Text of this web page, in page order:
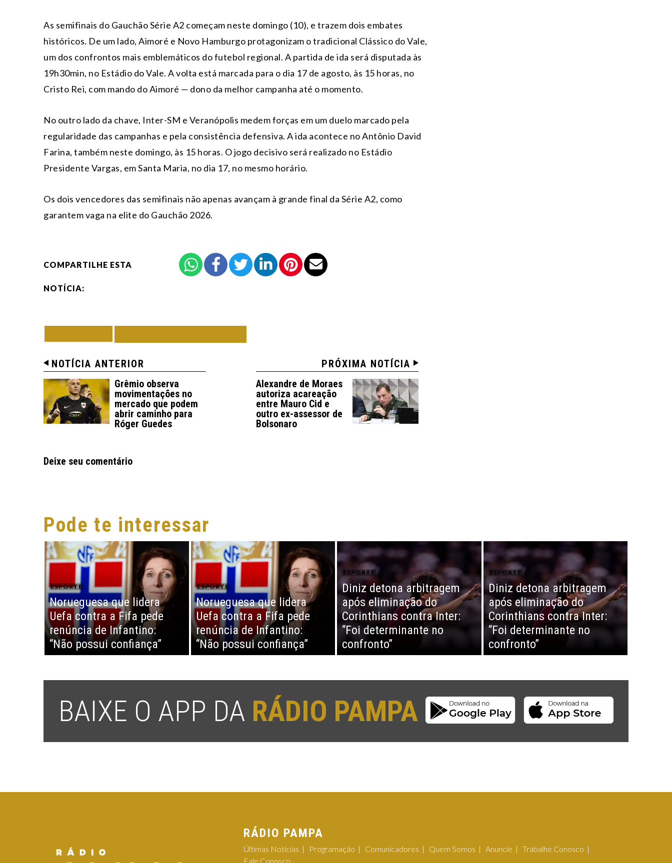
As semifinais do Gauchão Série A2 começam neste domingo (10), e trazem dois embates
históricos. De um lado, Aimoré e Novo Hamburgo protagonizam o tradicional Clássico do Vale,
um dos confrontos mais emblemáticos do futebol regional. A partida de ida será disputada às
19h30min, no Estádio do Vale. A volta está marcada para o dia 17 de agosto, às 15 horas, no
Cristo Rei, com mando do Aimoré — dono da melhor campanha até o momento.
No outro lado da chave, Inter-SM e Veranópolis medem forças em um duelo marcado pela
regularidade das campanhas e pela consistência defensiva. A ida acontece no Antônio David
Farina, também neste domingo, às 15 horas. O jogo decisivo será realizado no Estádio
Presidente Vargas, em Santa Maria, no dia 17, no mesmo horário.
Os dois vencedores das semifinais não apenas avançam à grande final da Série A2, como
garantem vaga na elite do Gauchão 2026.
COMPARTILHE ESTA
NOTÍCIA:
NOTÍCIA ANTERIOR
Grêmio observa
movimentações no
mercado que podem
abrir caminho para
Róger Guedes
PRÓXIMA NOTÍCIA
Alexandre de Moraes
autoriza acareação
entre Mauro Cid e
outro ex-assessor de
Bolsonaro
Deixe seu comentário
Pode te interessar
ESPORTE
Norueguesa que lidera
Uefa contra a Fifa pede
renúncia de Infantino:
“Não possui confiança”
ESPORTE
Norueguesa que lidera
Uefa contra a Fifa pede
renúncia de Infantino:
“Não possui confiança”
ESPORTE
Diniz detona arbitragem
após eliminação do
Corinthians contra Inter:
“Foi determinante no
confronto”
ESPORTE
Diniz detona arbitragem
após eliminação do
Corinthians contra Inter:
“Foi determinante no
confronto”
BAIXE O APP DA RÁDIO PAMPA
RÁDIO PAMPA
Últimas Notícias Programação Comunicadores Quem Somos Anuncie
Trabalhe Conosco
Fale Conosco